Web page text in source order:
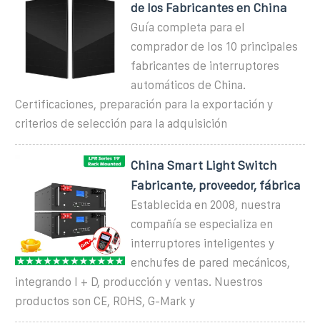
de los Fabricantes en China
Guía completa para el
comprador de los 10 principales
fabricantes de interruptores
automáticos de China.
Certificaciones, preparación para la exportación y
criterios de selección para la adquisición
China Smart Light Switch
Fabricante, proveedor, fábrica
Establecida en 2008, nuestra
compañía se especializa en
interruptores inteligentes y
enchufes de pared mecánicos,
integrando I + D, producción y ventas. Nuestros
productos son CE, ROHS, G-Mark y